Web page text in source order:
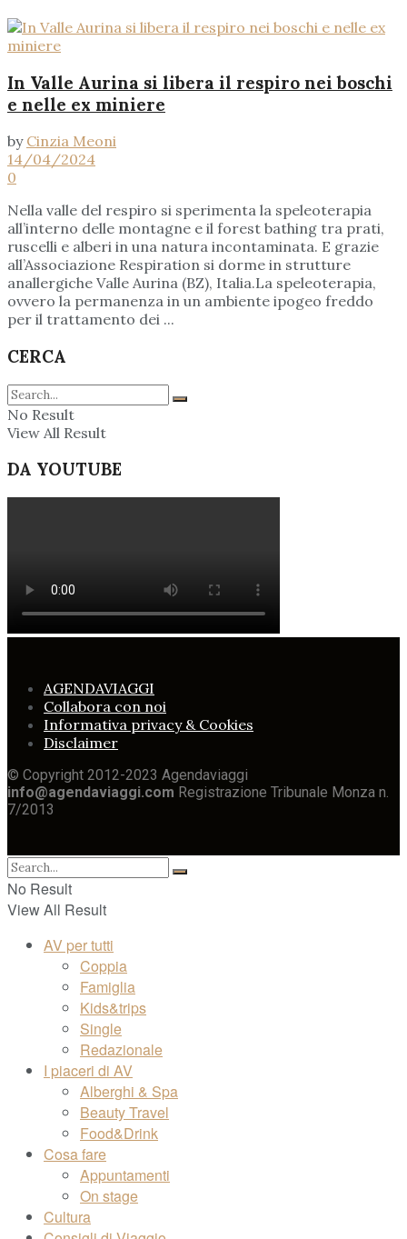
In Valle Aurina si libera il respiro nei boschi
e nelle ex miniere
by Cinzia Meoni
14/04/2024
0
Nella valle del respiro si sperimenta la speleoterapia
all’interno delle montagne e il forest bathing tra prati,
ruscelli e alberi in una natura incontaminata. E grazie
all’Associazione Respiration si dorme in strutture
anallergiche Valle Aurina (BZ), Italia.La speleoterapia,
ovvero la permanenza in un ambiente ipogeo freddo
per il trattamento dei ...
CERCA
No Result
View All Result
DA YOUTUBE
AGENDAVIAGGI
Collabora con noi
Informativa privacy & Cookies
Disclaimer
© Copyright 2012-2023 Agendaviaggi
info@agendaviaggi.com Registrazione Tribunale Monza n.
7/2013
No Result
View All Result
AV per tutti
Coppia
Famiglia
Kids&trips
Single
Redazionale
I piaceri di AV
Alberghi & Spa
Beauty Travel
Food&Drink
Cosa fare
Appuntamenti
On stage
Cultura